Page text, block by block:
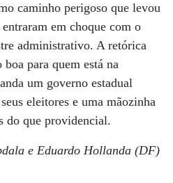
caminho perigoso que levou
em choque com o
administrativo. A retórica
para quem está na
um governo estadual
eleitores e uma mãozinha
do que providencial.
e Eduardo Hollanda (DF)